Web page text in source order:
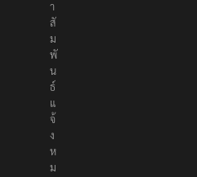
ะ
ช
า
สั
ม
พั
น
ธ์
แ
จ้
ง